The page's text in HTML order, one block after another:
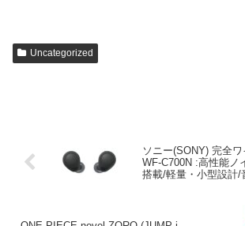
Uncategorized
ソニー(SONY) 完全
WF-C700N :高性能ノ
搭載/軽量・小型設計/
通話性能/マルチポイ
WF-C700N BZ